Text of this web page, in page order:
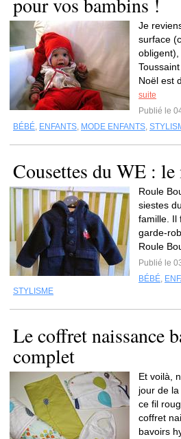
Je
surface
Noël est
suite
Publié le
BÉBÉ, ENFANTS, MODE ENFANTS,
Cousettes du WE : le
Roule
siestes
famille. Il
garde-
Roule
Publié le
BÉBÉ,
STYLISME
Le coffret naissance
complet
Et voilà,
jour de
ce fil
coffret
bavoirs